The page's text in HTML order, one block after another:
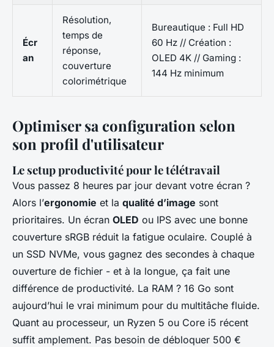
Écr
an
Résolution,
temps de
réponse,
couverture
colorimétrique
Bureautique : Full HD
60 Hz // Création :
OLED 4K // Gaming :
144 Hz minimum
Optimiser sa configuration selon
son profil d'utilisateur
Le setup productivité pour le télétravail
Vous passez 8 heures par jour devant votre écran ?
Alors l’ergonomie et la qualité d’image sont
prioritaires. Un écran OLED ou IPS avec une bonne
couverture sRGB réduit la fatigue oculaire. Couplé à
un SSD NVMe, vous gagnez des secondes à chaque
ouverture de fichier - et à la longue, ça fait une
différence de productivité. La RAM ? 16 Go sont
aujourd’hui le vrai minimum pour du multitâche fluide.
Quant au processeur, un Ryzen 5 ou Core i5 récent
suffit amplement. Pas besoin de débloquer 500 €